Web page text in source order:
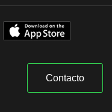
Contacto